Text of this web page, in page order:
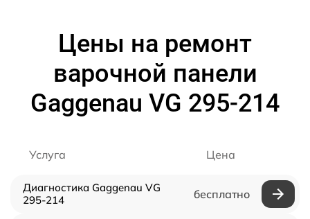
Цены на ремонт
варочной панели
Gaggenau VG 295-214
Услуга Цена
Диагностика Gaggenau VG
295-214
бесплатно